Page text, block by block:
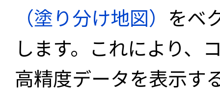
（塗り分け地図） をベ
します。これにより、
高精度データを表示す